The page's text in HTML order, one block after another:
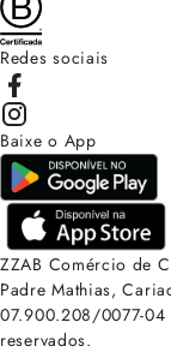
Redes sociais
Baixe o App
ZZAB Comércio de
Padre Mathias,
07.900.208/0077-04
reservados.